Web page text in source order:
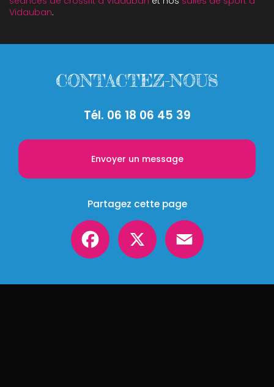
Vidauban.
CONTACTEZ-NOUS
Tél. 06 18 06 45 39
Envoyer un message
Partagez cette page
Facebook